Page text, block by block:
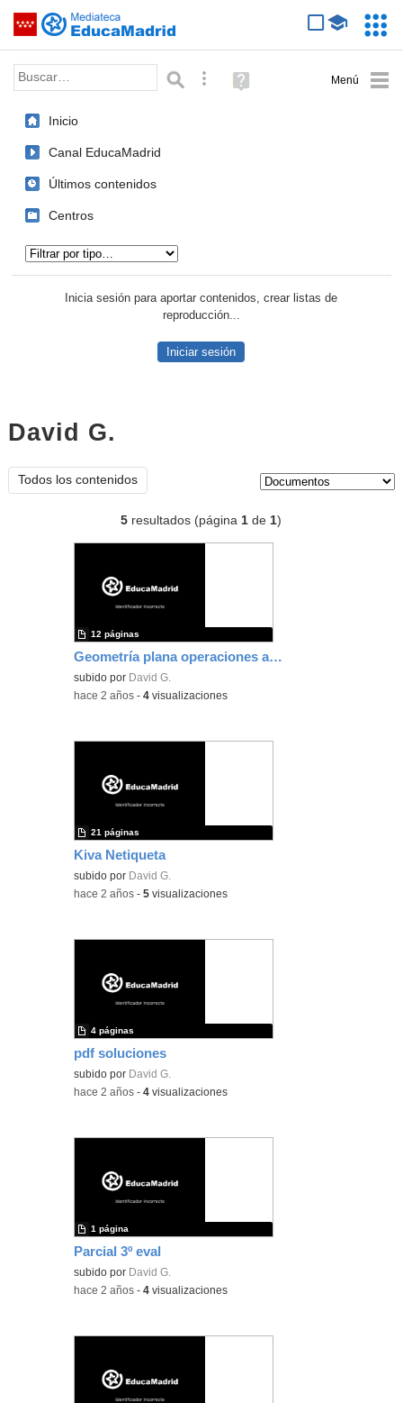
Saltar navegación
Palabra o frase: Búsqueda avanzada
Ayuda
(en
Inicio
Canal EducaMadrid
Últimos contenidos
Centros
Inicia sesión para aportar contenidos, crear listas de
reproducción...
Iniciar sesión
David G.
Todos los contenidos
5 resultados (página1 de1)
Geometría plana operaciones angulos
subido por David G.
12 páginas
-hace 2 años -4 visualizaciones
Kiva Netiqueta
subido por David G.
21 páginas
-hace 2 años -5 visualizaciones
pdf soluciones
subido por David G.
4 páginas
-hace 2 años -4 visualizaciones
Parcial 3º eval
subido por David G.
1 página
-hace 2 años -4 visualizaciones